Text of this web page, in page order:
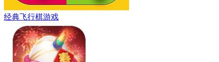
经典飞行棋游戏